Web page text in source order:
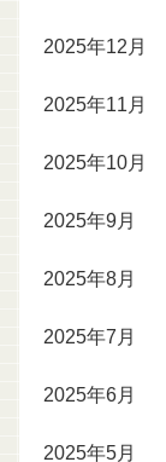
2025年12月
2025年11月
2025年10月
2025年9月
2025年8月
2025年7月
2025年6月
2025年5月